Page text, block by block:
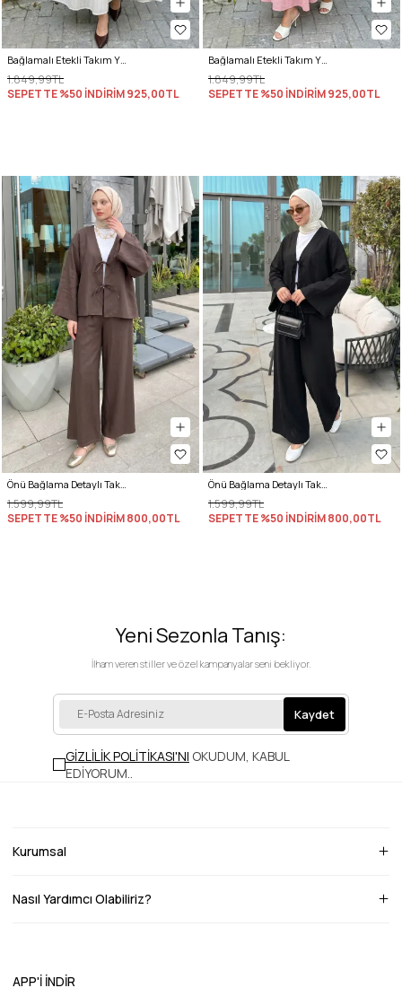
1.849,99TL
SEPETTE %50 İNDİRİM925,00TL
1.849,99TL
SEPETTE %50 İNDİRİM925,00TL
1.599,99TL
SEPETTE %50 İNDİRİM800,00TL
1.599,99TL
SEPETTE %50 İNDİRİM800,00TL
Yeni Sezonla Tanış:
İlham veren stiller ve özel kampanyalar seni bekliyor.
Kaydet
GİZLİLİK POLİTİKASI'NI OKUDUM, KABUL
EDİYORUM.
Kurumsal
Nasıl Yardımcı Olabiliriz?
APP'İ İNDİR